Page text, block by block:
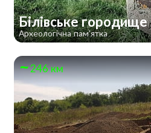
Білівське городище
Археологічна пам'ятка
246 км